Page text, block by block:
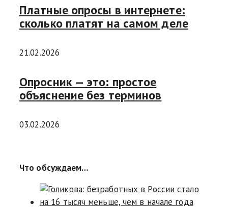
Платные опросы в интернете:
сколько платят на самом деле
21.02.2026
Опросник — это: простое
объяснение без терминов
03.02.2026
Что обсуждаем…